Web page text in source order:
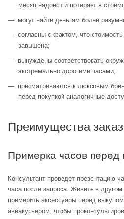
месяц надоест и потеряет в
могут найти деньгам более
согласны с фактом, что
завышена;
вынуждены соответствовать
экстремально дорогими часами;
присматриваются к люксовым
перед покупкой аналогичные
Преимущества
Примерка часов перед
Консультант проведет презентацию
часа после запроса. Живете в
примерить аксессуары перед
авиакурьером, чтобы